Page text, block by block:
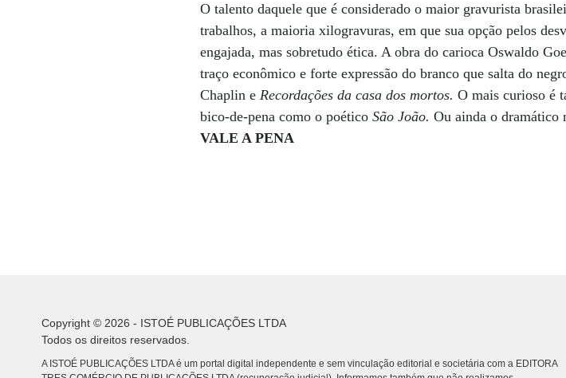
O talento daquele que é considerado o maior gravurista
trabalhos, a maioria xilogravuras, em que sua opção pelos
engajada, mas sobretudo ética. A obra do carioca Oswaldo
traço econômico e forte expressão do branco que salta do
Chaplin eRecordações da casa dos mortos.O mais curioso é
bico-de-pena como o poéticoSão João.Ou ainda o dramático
VALE A PENA
Copyright © 2026 - ISTOÉ PUBLICAÇÕES LTDA
Todos os direitos reservados.
A ISTOÉ PUBLICAÇÕES LTDA é um portal digital independente e sem vinculação editorial e societária com a EDITORA